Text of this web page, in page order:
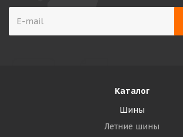
Каталог
Шины
Летние шины